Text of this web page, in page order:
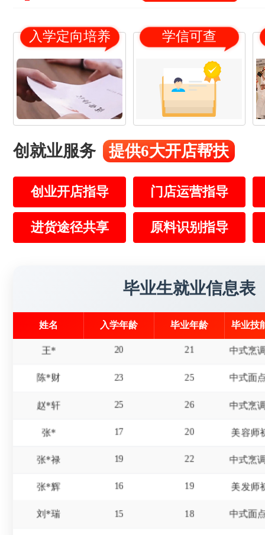
入学定向培养 学信可查
创就业服务 提供6大开店帮扶
创业开店指导 门店运营指导
进货途径共享 原料识别指导
毕业生就业信息表
姓名 入学年龄 毕业年龄 毕业技
18 21
冯* 19
赵* 20
15 18
王* 20 21
陈*财 23 25
赵*轩 25 26
张* 17 20 美容师
张*禄 19 22
张*辉 16 19 美发师
刘*瑞 15 18
王*坤 18 21 美容师